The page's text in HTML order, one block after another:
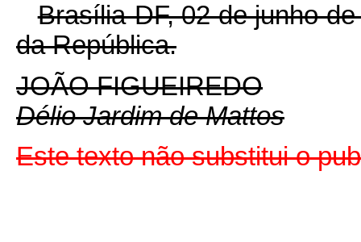
Brasília-DF, 02 de junho
da República.
JOÃO FIGUEIREDO
Délio Jardim de Mattos
Este texto não substitui o